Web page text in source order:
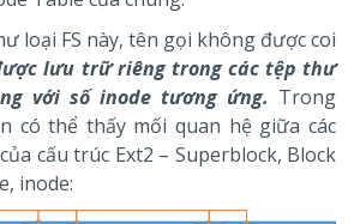
loại FS này, tên gọi không được coi
lưu trữ riêng trong các tệp thư
với số inode tương ứng. Trong
có thể thấy mối quan hệ giữa các
cấu trúc Ext2 – Superblock, Block
inode: